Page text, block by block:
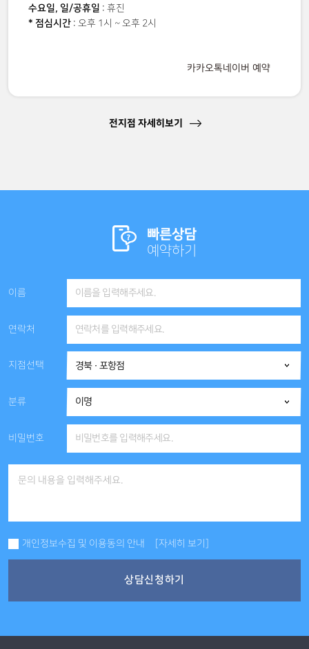
수요일, 일/공휴일 : 휴진
* 점심시간: 오후 1시 ~ 오후 2시
카카오톡네이버 예약
전지점 자세히보기
빠른상담
예약하기
이름
연락처
지점선택
분류
비밀번호
개인정보수집 및 이용동의 안내 [자세히 보기]
상담신청하기